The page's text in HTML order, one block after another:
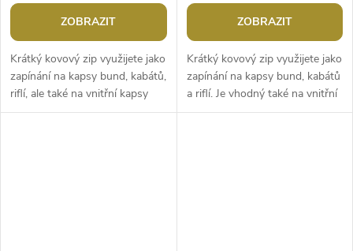
ZOBRAZIT
Krátký kovový zip využijete jako
zapínání na kapsy bund, kabátů,
riflí, ale také na vnitřní kapsy
tašek, kabelek a batohů. Jezdec
ZOBRAZIT
Krátký kovový zip využijete jako
zapínání na kapsy bund, kabátů
a riflí. Je vhodný také na vnitřní
kapsy tašek, kabelek a